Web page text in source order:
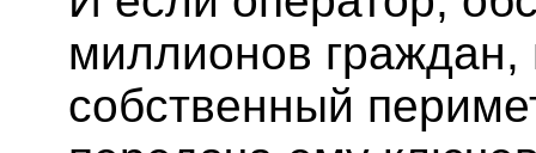
миллионов граждан,
собственный